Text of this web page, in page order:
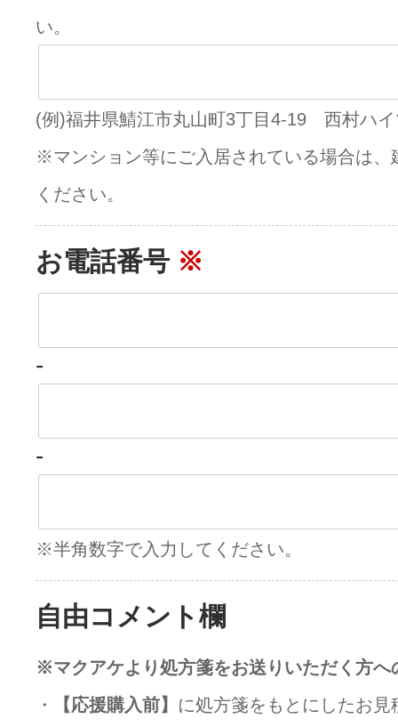
い。
(例)福井県鯖江市丸山町3丁目4-19 西村ハイ
※マンション等にご入居されている場合は、
ください。
お電話番号 ※
-
-
※半角数字で入力してください。
自由コメント欄
※マクアケより処方箋をお送りいただく方へ
・
【応援購入前】 に処方箋をもとにしたお